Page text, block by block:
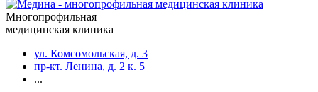
Многопрофильная
медицинская клиника
ул. Комсомольская, д. 3
пр-кт. Ленина, д. 2 к. 5
...